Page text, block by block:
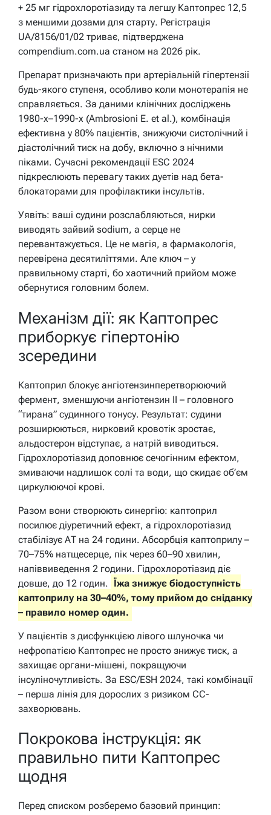
+ 25 мг гідрохлоротіазиду та легшу Каптопрес 12,5
з меншими дозами для старту. Регістрація
UA/8156/01/02 триває, підтверджена
compendium.com.ua станом на 2026 рік.
Препарат призначають при артеріальній гіпертензії
будь-якого ступеня, особливо коли монотерапія не
справляється. За даними клінічних досліджень
1980-х–1990-х (Ambrosioni E. et al.), комбінація
ефективна у 80% пацієнтів, знижуючи систолічний і
діастолічний тиск на добу, включно з нічними
піками. Сучасні рекомендації ESC 2024
підкреслюють перевагу таких дуетів над бета-
блокаторами для профілактики інсультів.
Уявіть: ваші судини розслабляються, нирки
виводять зайвий sodium, а серце не
перевантажується. Це не магія, а фармакологія,
перевірена десятиліттями. Але ключ – у
правильному старті, бо хаотичний прийом може
обернутися головним болем.
Механізм дії: як Каптопрес
приборкує гіпертонію
зсередини
Каптоприл блокує ангіотензинперетворюючий
фермент, зменшуючи ангіотензин II – головного
“тирана” судинного тонусу. Результат: судини
розширюються, нирковий кровотік зростає,
альдостерон відступає, а натрій виводиться.
Гідрохлоротіазид доповнює сечогінним ефектом,
змиваючи надлишок солі та води, що скидає об’єм
циркулюючої крові.
Разом вони створюють синергію: каптоприл
посилює діуретичний ефект, а гідрохлоротіазид
стабілізує АТ на 24 години. Абсорбція каптоприлу –
70–75% натщесерце, пік через 60–90 хвилин,
напіввиведення 2 години. Гідрохлоротіазид діє
довше, до 12 годин.
Їжа знижує біодоступність
каптоприлу на 30–40%, тому прийом до сніданку
– правило номер один.
У пацієнтів з дисфункцією лівого шлуночка чи
нефропатією Каптопрес не просто знижує тиск, а
захищає органи-мішені, покращуючи
інсуліночутливість. За ESC/ESH 2024, такі комбінації
– перша лінія для дорослих з ризиком СС-
захворювань.
Покрокова інструкція: як
правильно пити Каптопрес
щодня
Перед списком розберемо базовий принцип: